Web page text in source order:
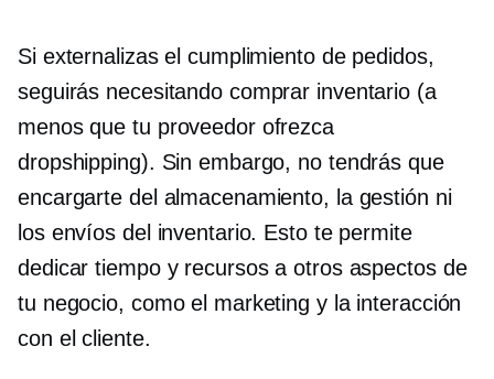
Si externalizas el cumplimiento de pedidos,
seguirás necesitando comprar inventario (a
menos que tu proveedor ofrezca
dropshipping). Sin embargo, no tendrás que
encargarte del almacenamiento, la gestión ni
los envíos del inventario. Esto te permite
dedicar tiempo y recursos a otros aspectos de
tu negocio, como el marketing y la interacción
con el cliente.